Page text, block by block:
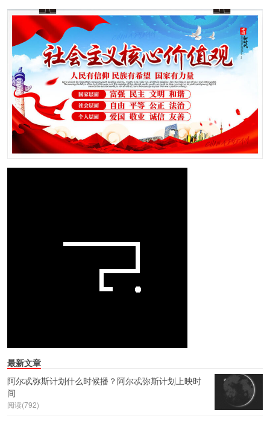
最新文章
阿尔忒弥斯计划什么时候播？阿尔忒弥斯计划上映时
间
阅读(792)